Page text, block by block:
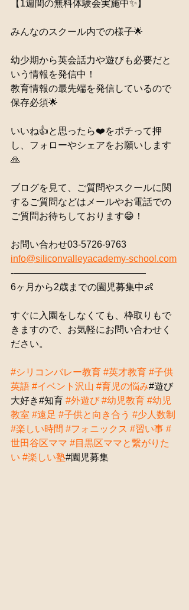
【1週間の無料体験会実施中✨】
みんなのスクール内での様子🌟
幼少期から英会話力や遊びも必要だと
いう情報を発信中！
教育情報の最先端を発信しているので
保存必須🌟
いいね👍と思ったら❤️をポチって押
し、フォローやシェアをお願いします
🙏
ブログを見て、ご質問やスクールに関
するご質問などはメールやお電話での
ご質問お待ちしております😁！
お問い合わせ03-5726-9763
info@siliconvalleyacademy-school.com
-——————————————
6ヶ月から2歳までの園児募集中👶
すぐに入園をしなくても、枠取りもで
きますので、お気軽にお問い合わせく
ださい。
#シリコンバレー教育 #英才教育 #子供
英語 #イベント沢山 #育児の悩み#遊び
大好き#知育 #外遊び #幼児教育 #幼児
教室 #遠足 #子供と向き合う #少人数制
#楽しい時間 #フォニックス #習い事 #
世田谷区ママ #目黒区ママと繋がりた
い #楽しい塾#園児募集